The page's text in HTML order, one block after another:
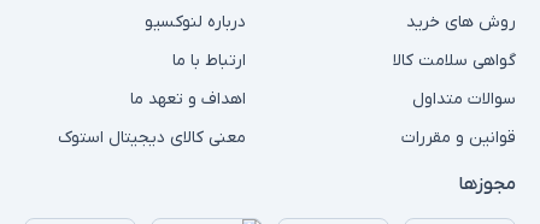
روش های خرید
گواهی سلامت کالا
سوالات متداول
قوانین و مقررات
درباره لنوکسیو
ارتباط با ما
اهداف و تعهد ما
معنی کالای دیجیتال استوک
مجوزها